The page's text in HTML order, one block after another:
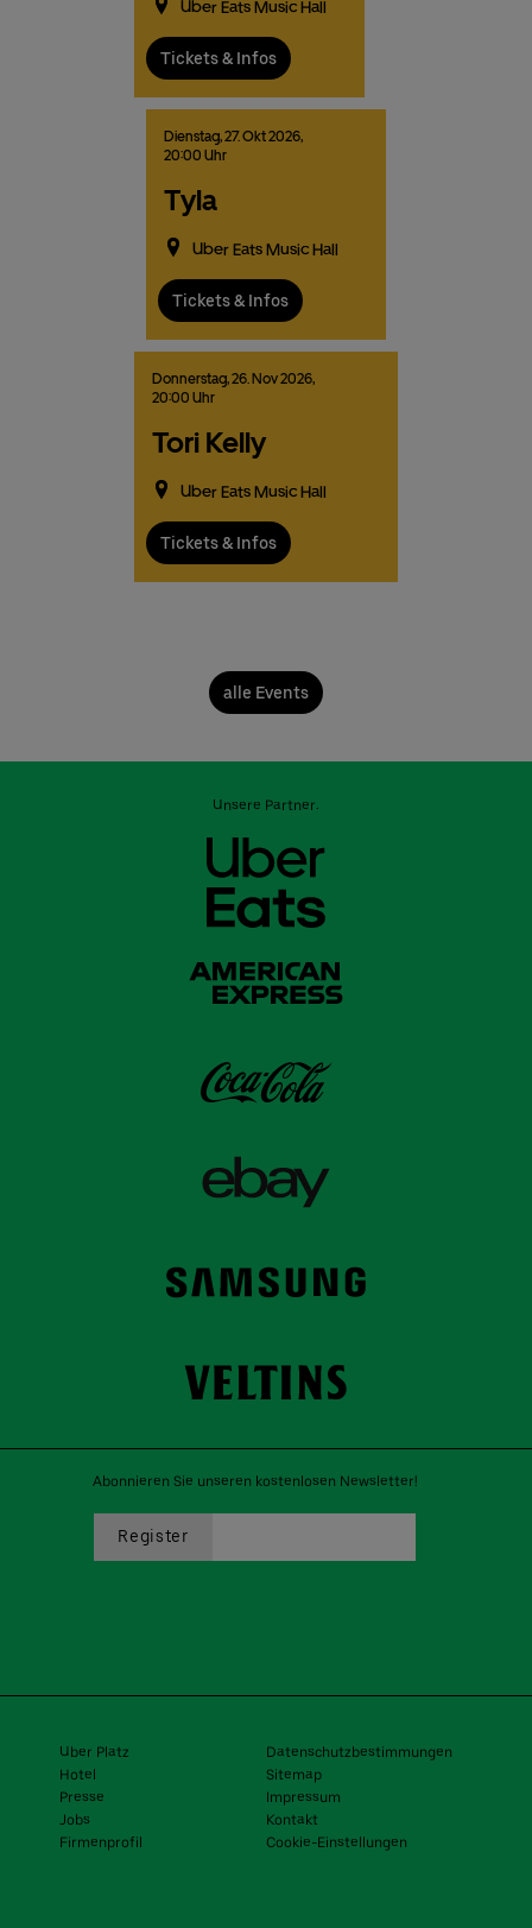
Uber Eats Music Hall
Tickets & Infos
Dienstag,27.Okt2026,
20:00 Uhr
Tyla
Uber Eats Music Hall
Tickets & Infos
Donnerstag,26. Nov2026,
20:00 Uhr
Tori Kelly
Uber Eats Music Hall
Tickets & Infos
alle Events
Unsere Partner:
Abonnieren Sie unseren kostenlosen Newsletter!
Uber Platz
Datenschutzbestimmungen
Hotel
Sitemap
Presse
Impressum
Jobs
Kontakt
Firmenprofil
Cookie-Einstellungen